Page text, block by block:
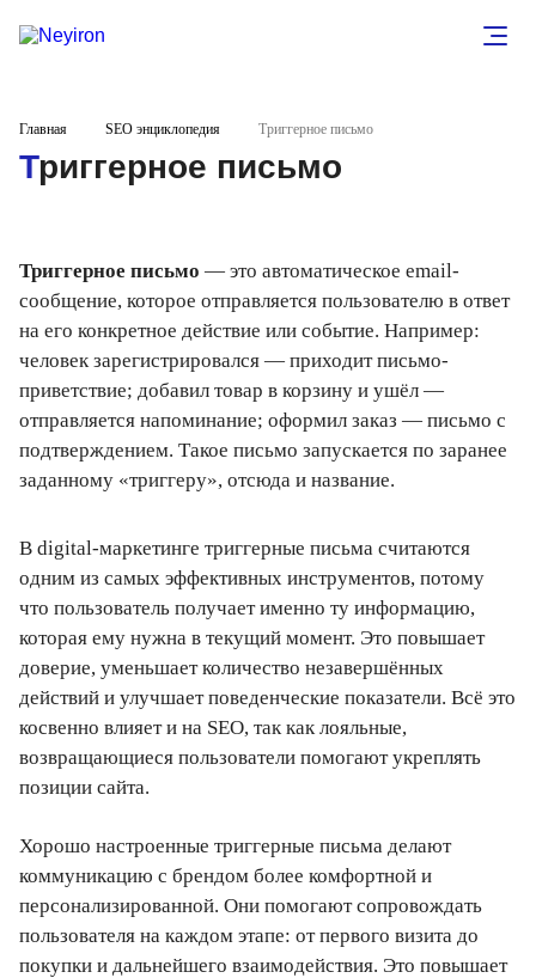
Главная SEO энциклопедия Триггерное письмо
Триггерное письмо
Триггерное письмо — это автоматическое email-
сообщение, которое отправляется пользователю в ответ
на его конкретное действие или событие. Например:
человек зарегистрировался — приходит письмо-
приветствие; добавил товар в корзину и ушёл —
отправляется напоминание; оформил заказ — письмо с
подтверждением. Такое письмо запускается по заранее
заданному «триггеру», отсюда и название.
В digital-маркетинге триггерные письма считаются
одним из самых эффективных инструментов, потому
что пользователь получает именно ту информацию,
которая ему нужна в текущий момент. Это повышает
доверие, уменьшает количество незавершённых
действий и улучшает поведенческие показатели. Всё это
косвенно влияет и на SEO, так как лояльные,
возвращающиеся пользователи помогают укреплять
позиции сайта.
Хорошо настроенные триггерные письма делают
коммуникацию с брендом более комфортной и
персонализированной. Они помогают сопровождать
пользователя на каждом этапе: от первого визита до
покупки и дальнейшего взаимодействия. Это повышает